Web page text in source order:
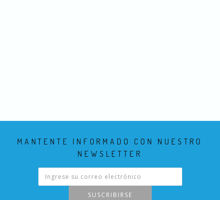
MANTENTE INFORMADO CON NUESTRO
NEWSLETTER
SUSCRIBIRSE